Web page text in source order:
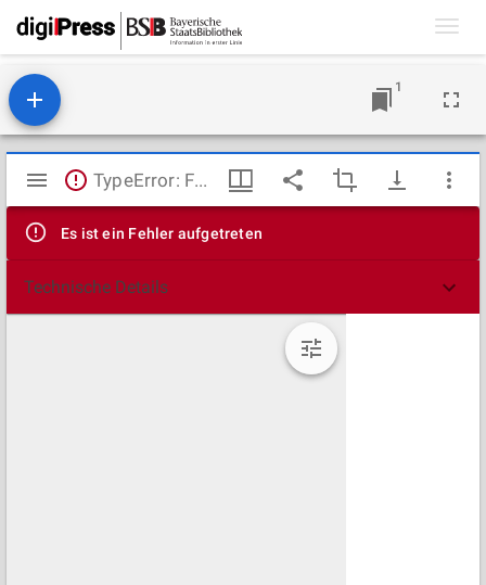
1
Mirador
Viewer
TypeError: Failed to fetch
Es ist ein Fehler aufgetreten
Technische Details